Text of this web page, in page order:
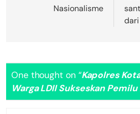
Nasionalisme
dari
One thought on “Kapolres
Warga LDII Sukseskan Pemilu